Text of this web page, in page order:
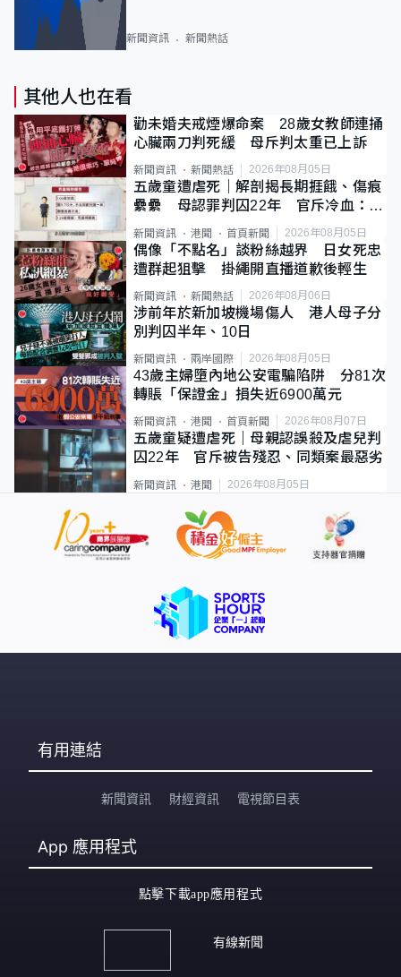
新聞資訊 新聞熱話
其他人也在看
勸未婚夫戒煙爆命案 28歲女教師連捅
心臟兩刀判死緩 母斥判太重已上訴
新聞資訊 新聞熱話 2026年08月05日
五歲童遭虐死｜解剖揭長期捱餓、傷痕
纍纍 母認罪判囚22年 官斥冷血：同
類案最惡劣
新聞資訊 港聞 首頁新聞 2026年08月05日
偶像「不點名」談粉絲越界 日女死忠
遭群起狙擊 掛繩開直播道歉後輕生
新聞資訊 新聞熱話 2026年08月06日
涉前年於新加坡機場傷人 港人母子分
別判囚半年、10日
新聞資訊 兩岸國際 2026年08月05日
43歲主婦墮內地公安電騙陷阱 分81次
轉賬「保證金」損失近6900萬元
新聞資訊 港聞 首頁新聞 2026年08月07日
五歲童疑遭虐死｜母親認誤殺及虐兒判
囚22年 官斥被告殘忍、同類案最惡劣
新聞資訊 港聞 2026年08月05日
有用連結
新聞資訊 財經資訊 電視節目表
App 應用程式
點擊下載app應用程式
有線新聞